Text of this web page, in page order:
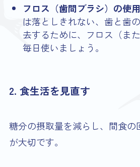
フロス（歯間ブラシ）の使用
は落としきれない、歯と歯
去するために、フロス（ま
毎日使いましょう。
2. 食生活を見直す
糖分の摂取量を減らし、間食の
が大切です。